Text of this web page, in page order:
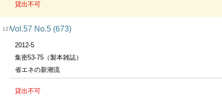
貸出不可
127Vol.57 No.5 (673)
2012-5
集密53-75（製本雑誌）
省エネの新潮流
貸出不可